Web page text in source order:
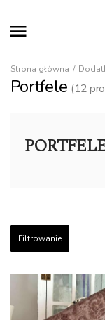
Strona główna
Portfele (12
Filtrowanie